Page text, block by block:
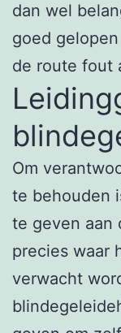
dan wel
goed
de route fout
Om
te behouden
te geven aan
precies waar
verwacht